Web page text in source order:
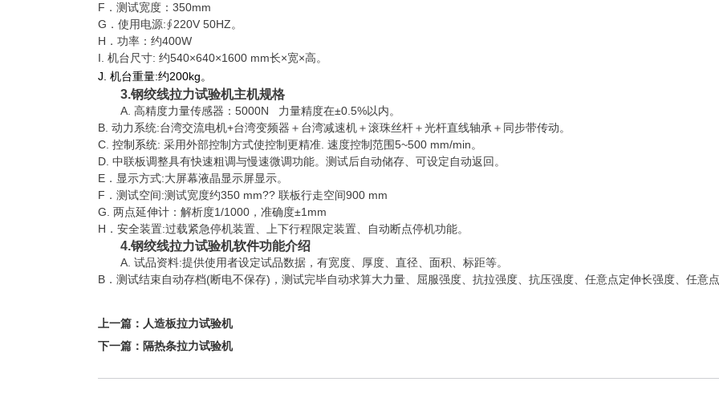
F．测试宽度：350mm
G．使用电源:∮220V 50HZ。
H．功率：约400W
I. 机台尺寸: 约540×640×1600 mm长×宽×高。
J. 机台重量:约200kg。
3.钢绞线拉力试验机主机规格
A. 高精度力量传感器：5000N 力量精度在±0.5%以内。
B. 动力系统:台湾交流电机+台湾变频器＋台湾减速机＋滚珠丝杆＋光杆直线轴承＋同步带传动。
C. 控制系统: 采用外部控制方式使控制更精准. 速度控制范围5~500 mm/min。
D. 中联板调整具有快速粗调与慢速微调功能。测试后自动储存、可设定自动返回。
E．显示方式:大屏幕液晶显示屏显示。
F．测试空间:测试宽度约350 mm?? 联板行走空间900 mm
G. 两点延伸计：解析度1/1000，准确度±1mm
H．安全装置:过载紧急停机装置、上下行程限定装置、自动断点停机功能。
4.钢绞线拉力试验机软件功能介绍
A. 试品资料:提供使用者设定试品数据，有宽度、厚度、直径、面积、标距等。
B．测试结束自动存档(断电不保存)，测试完毕自动求算大力量、屈服强度、抗拉强度、抗压强度、任意点定伸长强度、任意
上一篇： 人造板拉力试验机
下一篇： 隔热条拉力试验机